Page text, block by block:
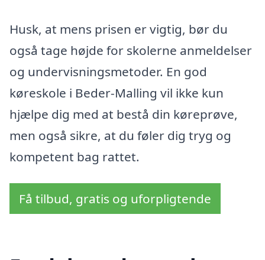
Husk, at mens prisen er vigtig, bør du
også tage højde for skolerne anmeldelser
og undervisningsmetoder. En god
køreskole i Beder-Malling vil ikke kun
hjælpe dig med at bestå din køreprøve,
men også sikre, at du føler dig tryg og
kompetent bag rattet.
Få tilbud, gratis og uforpligtende